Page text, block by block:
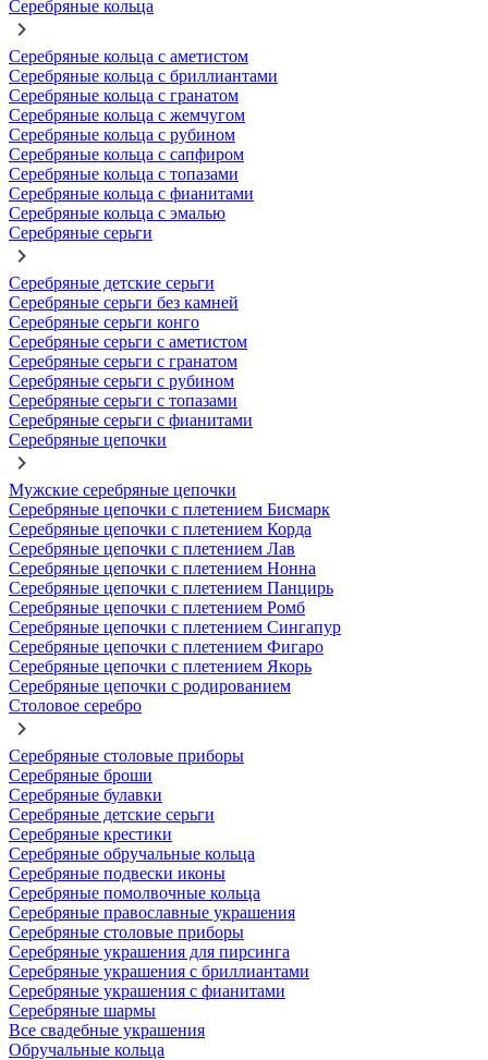
Серебряные кольца
Серебряные кольца с аметистом
Серебряные кольца с бриллиантами
Серебряные кольца с гранатом
Серебряные кольца с жемчугом
Серебряные кольца с рубином
Серебряные кольца с сапфиром
Серебряные кольца с топазами
Серебряные кольца с фианитами
Серебряные кольца с эмалью
Серебряные серьги
Серебряные детские серьги
Серебряные серьги без камней
Серебряные серьги конго
Серебряные серьги с аметистом
Серебряные серьги с гранатом
Серебряные серьги с рубином
Серебряные серьги с топазами
Серебряные серьги с фианитами
Серебряные цепочки
Мужские серебряные цепочки
Серебряные цепочки с плетением Бисмарк
Серебряные цепочки с плетением Корда
Серебряные цепочки с плетением Лав
Серебряные цепочки с плетением Нонна
Серебряные цепочки с плетением Панцирь
Серебряные цепочки с плетением Ромб
Серебряные цепочки с плетением Сингапур
Серебряные цепочки с плетением Фигаро
Серебряные цепочки с плетением Якорь
Серебряные цепочки с родированием
Столовое серебро
Серебряные столовые приборы
Серебряные броши
Серебряные булавки
Серебряные детские серьги
Серебряные крестики
Серебряные обручальные кольца
Серебряные подвески иконы
Серебряные помолвочные кольца
Серебряные православные украшения
Серебряные столовые приборы
Серебряные украшения для пирсинга
Серебряные украшения с бриллиантами
Серебряные украшения с фианитами
Серебряные шармы
Все свадебные украшения
Обручальные кольца